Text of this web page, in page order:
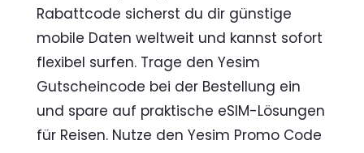
Rabattcode sicherst du dir günstige
mobile Daten weltweit und kannst sofort
flexibel surfen. Trage den Yesim
Gutscheincode bei der Bestellung ein
und spare auf praktische eSIM-Lösungen
für Reisen. Nutze den Yesim Promo Code